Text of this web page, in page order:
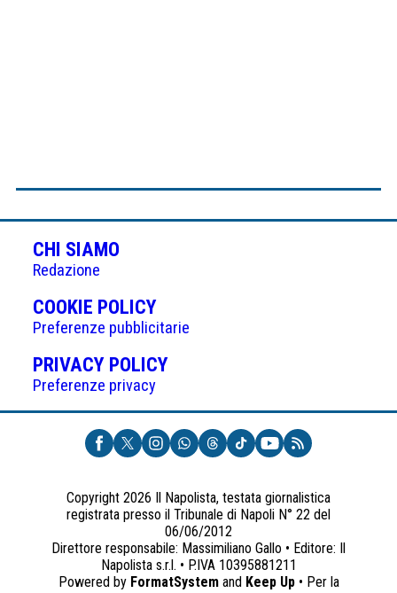
CHI SIAMO
Redazione
COOKIE POLICY(APRE
IN
UNA
NUOVA
Preferenze pubblicitarie
PRIVACY POLICY(APRE
UNA
NUOVA
SCHEDA)
Preferenze privacy
Copyright 2026 Il Napolista, testata giornalistica
registrata presso il Tribunale di Napoli N° 22 del
06/06/2012
Direttore responsabile: Massimiliano Gallo • Editore: Il
Napolista s.r.l. • P.IVA 10395881211
Powered by FormatSystemand Keep Up• Per la